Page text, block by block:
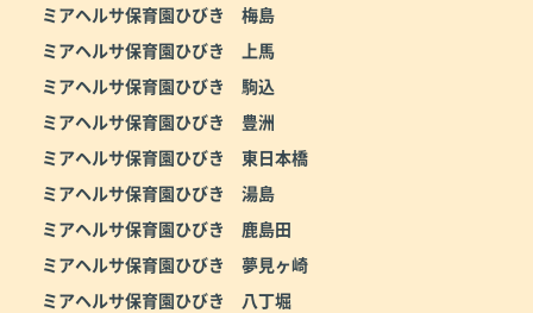
ミアヘルサ保育園ひびき 梅島
ミアヘルサ保育園ひびき 上馬
ミアヘルサ保育園ひびき 駒込
ミアヘルサ保育園ひびき 豊洲
ミアヘルサ保育園ひびき 東日本橋
ミアヘルサ保育園ひびき 湯島
ミアヘルサ保育園ひびき 鹿島田
ミアヘルサ保育園ひびき 夢見ヶ崎
ミアヘルサ保育園ひびき 八丁堀